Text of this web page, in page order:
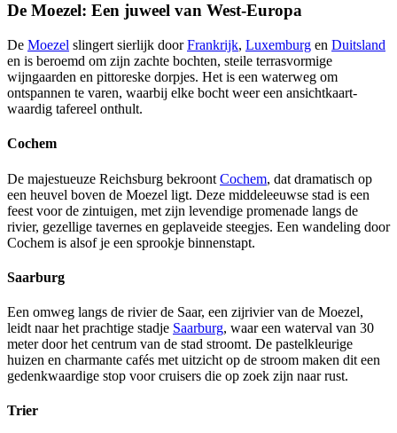
De Moezel: Een juweel van West-Europa
De Moezel slingert sierlijk doorFrankrijk, Luxemburg en Duitsland
en is beroemd om zijn zachte bochten, steile terrasvormige
wijngaarden en pittoreske dorpjes. Het is een waterweg om
ontspannen te varen, waarbij elke bocht weer een ansichtkaart-
waardig tafereel onthult.
Cochem
De majestueuze Reichsburg bekroont Cochem, dat dramatisch op
een heuvel boven de Moezel ligt. Deze middeleeuwse stad is een
feest voor de zintuigen, met zijn levendige promenade langs de
rivier, gezellige tavernes en geplaveide steegjes. Een wandeling door
Cochem is alsof je een sprookje binnenstapt.
Saarburg
Een omweg langs de rivier de Saar, een zijrivier van de Moezel,
leidt naar het prachtige stadje Saarburg, waar een waterval van 30
meter door het centrum van de stad stroomt. De pastelkleurige
huizen en charmante cafés met uitzicht op de stroom maken dit een
gedenkwaardige stop voor cruisers die op zoek zijn naar rust.
Trier